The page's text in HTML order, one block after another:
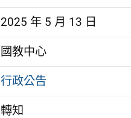
2025 年 5 月 13 日
國教中心
行政公告
轉知